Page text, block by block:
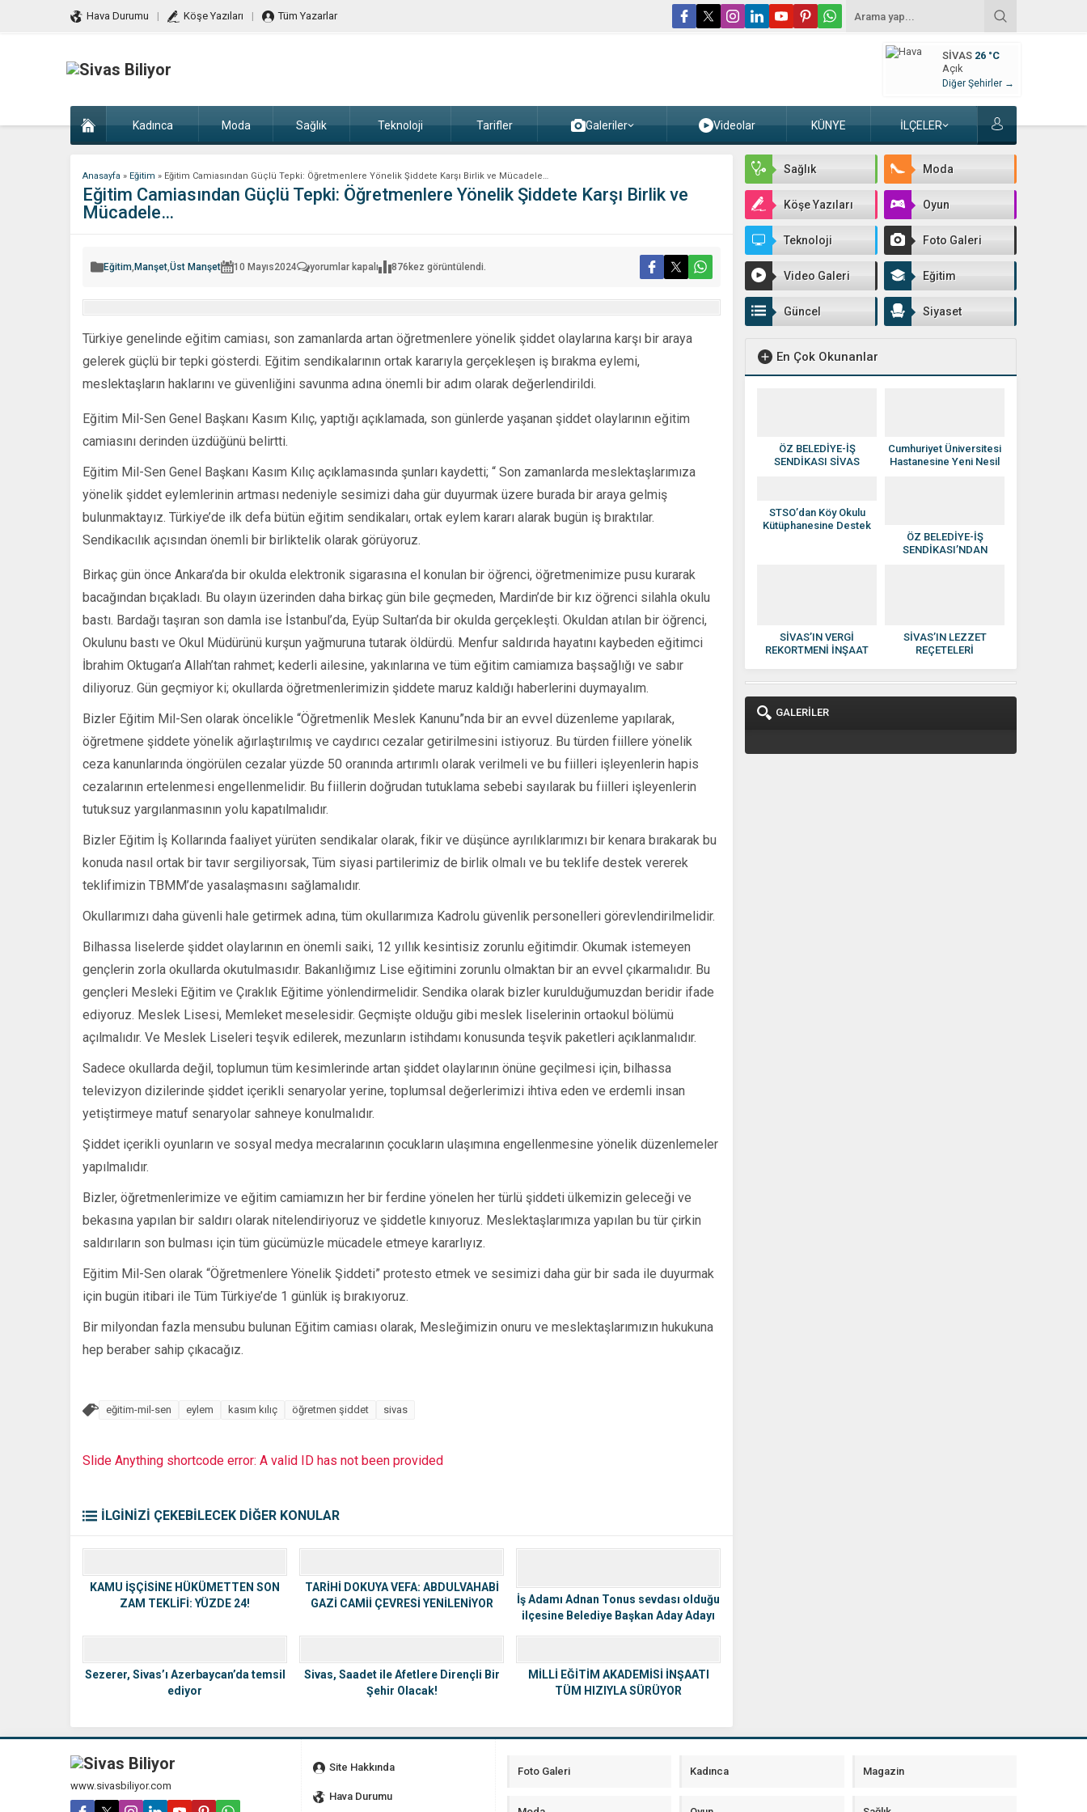
Hava Durumu Köşe Yazıları Tüm Yazarlar
SIVAS 26 °C
Açık
Diğer Şehirler →
Kadınca Moda Sağlık Teknoloji Tarifler Galeriler Videolar KÜNYE İLÇELER
Anasayfa » Eğitim » Eğitim Camiasından Güçlü Tepki: Öğretmenlere Yönelik Şiddete Karşı Birlik ve Mücadele…
Eğitim Camiasından Güçlü Tepki: Öğretmenlere Yönelik Şiddete Karşı Birlik ve
Mücadele…
Eğitim, Manşet,Üst Manşet 10 Mayıs2024
Eğitim
Tepki:
Şiddete
Karşı
Birlik
ve
Mücadele…
için
yorumlar kapalı 876 kez görüntülendi.
Türkiye genelinde eğitim camiası, son zamanlarda artan öğretmenlere yönelik şiddet olaylarına karşı bir araya
gelerek güçlü bir tepki gösterdi. Eğitim sendikalarının ortak kararıyla gerçekleşen iş bırakma eylemi,
meslektaşların haklarını ve güvenliğini savunma adına önemli bir adım olarak değerlendirildi.
Eğitim Mil-Sen Genel Başkanı Kasım Kılıç, yaptığı açıklamada, son günlerde yaşanan şiddet olaylarının eğitim
camiasını derinden üzdüğünü belirtti.
Eğitim Mil-Sen Genel Başkanı Kasım Kılıç açıklamasında şunları kaydetti; “ Son zamanlarda meslektaşlarımıza
yönelik şiddet eylemlerinin artması nedeniyle sesimizi daha gür duyurmak üzere burada bir araya gelmiş
bulunmaktayız. Türkiye’de ilk defa bütün eğitim sendikaları, ortak eylem kararı alarak bugün iş bıraktılar.
Sendikacılık açısından önemli bir birliktelik olarak görüyoruz.
Birkaç gün önce Ankara’da bir okulda elektronik sigarasına el konulan bir öğrenci, öğretmenimize pusu kurarak
bacağından bıçakladı. Bu olayın üzerinden daha birkaç gün bile geçmeden, Mardin’de bir kız öğrenci silahla okulu
bastı. Bardağı taşıran son damla ise İstanbul’da, Eyüp Sultan’da bir okulda gerçekleşti. Okuldan atılan bir öğrenci,
Okulunu bastı ve Okul Müdürünü kurşun yağmuruna tutarak öldürdü. Menfur saldırıda hayatını kaybeden eğitimci
İbrahim Oktugan’a Allah’tan rahmet; kederli ailesine, yakınlarına ve tüm eğitim camiamıza başsağlığı ve sabır
diliyoruz. Gün geçmiyor ki; okullarda öğretmenlerimizin şiddete maruz kaldığı haberlerini duymayalım.
Bizler Eğitim Mil-Sen olarak öncelikle “Öğretmenlik Meslek Kanunu”nda bir an evvel düzenleme yapılarak,
öğretmene şiddete yönelik ağırlaştırılmış ve caydırıcı cezalar getirilmesini istiyoruz. Bu türden fiillere yönelik
ceza kanunlarında öngörülen cezalar yüzde 50 oranında artırımlı olarak verilmeli ve bu fiilleri işleyenlerin hapis
cezalarının ertelenmesi engellenmelidir. Bu fiillerin doğrudan tutuklama sebebi sayılarak bu fiilleri işleyenlerin
tutuksuz yargılanmasının yolu kapatılmalıdır.
Bizler Eğitim İş Kollarında faaliyet yürüten sendikalar olarak, fikir ve düşünce ayrılıklarımızı bir kenara bırakarak bu
konuda nasıl ortak bir tavır sergiliyorsak, Tüm siyasi partilerimiz de birlik olmalı ve bu teklife destek vererek
teklifimizin TBMM’de yasalaşmasını sağlamalıdır.
Okullarımızı daha güvenli hale getirmek adına, tüm okullarımıza Kadrolu güvenlik personelleri görevlendirilmelidir.
Bilhassa liselerde şiddet olaylarının en önemli saiki, 12 yıllık kesintisiz zorunlu eğitimdir. Okumak istemeyen
gençlerin zorla okullarda okutulmasıdır. Bakanlığımız Lise eğitimini zorunlu olmaktan bir an evvel çıkarmalıdır. Bu
gençleri Mesleki Eğitim ve Çıraklık Eğitime yönlendirmelidir. Sendika olarak bizler kurulduğumuzdan beridir ifade
ediyoruz. Meslek Lisesi, Memleket meselesidir. Geçmişte olduğu gibi meslek liselerinin ortaokul bölümü
açılmalıdır. Ve Meslek Liseleri teşvik edilerek, mezunların istihdamı konusunda teşvik paketleri açıklanmalıdır.
Sadece okullarda değil, toplumun tüm kesimlerinde artan şiddet olaylarının önüne geçilmesi için, bilhassa
televizyon dizilerinde şiddet içerikli senaryolar yerine, toplumsal değerlerimizi ihtiva eden ve erdemli insan
yetiştirmeye matuf senaryolar sahneye konulmalıdır.
Şiddet içerikli oyunların ve sosyal medya mecralarının çocukların ulaşımına engellenmesine yönelik düzenlemeler
yapılmalıdır.
Bizler, öğretmenlerimize ve eğitim camiamızın her bir ferdine yönelen her türlü şiddeti ülkemizin geleceği ve
bekasına yapılan bir saldırı olarak nitelendiriyoruz ve şiddetle kınıyoruz. Meslektaşlarımıza yapılan bu tür çirkin
saldırıların son bulması için tüm gücümüzle mücadele etmeye kararlıyız.
Eğitim Mil-Sen olarak “Öğretmenlere Yönelik Şiddeti” protesto etmek ve sesimizi daha gür bir sada ile duyurmak
için bugün itibari ile Tüm Türkiye’de 1 günlük iş bırakıyoruz.
Bir milyondan fazla mensubu bulunan Eğitim camiası olarak, Mesleğimizin onuru ve meslektaşlarımızın hukukuna
hep beraber sahip çıkacağız.
eğitim-mil-sen eylem kasım kılıç öğretmen şiddet sivas
Slide Anything shortcode error: A valid ID has not been provided
İLGİNİZİ ÇEKEBİLECEK DİĞER KONULAR
KAMU İŞÇİSİNE HÜKÜMETTEN SON
ZAM TEKLİFİ: YÜZDE 24!
TARİHİ DOKUYA VEFA: ABDULVAHABİ
GAZİ CAMİİ ÇEVRESİ YENİLENİYOR
İş Adamı Adnan Tonus sevdası olduğu
ilçesine Belediye Başkan Aday Adayı
Sezerer, Sivas’ı Azerbaycan’da temsil
ediyor
Sivas, Saadet ile Afetlere Dirençli Bir
Şehir Olacak!
MİLLİ EĞİTİM AKADEMİSİ İNŞAATI
TÜM HIZIYLA SÜRÜYOR
Sağlık Moda
Köşe Yazıları Oyun
Teknoloji Foto Galeri
Video Galeri Eğitim
Güncel Siyaset
En Çok Okunanlar
ÖZ BELEDİYE-İŞ
SENDİKASI SİVAS
Cumhuriyet Üniversitesi
Hastanesine Yeni Nesil
STSO’dan Köy Okulu
Kütüphanesine Destek
ÖZ BELEDİYE-İŞ
SENDİKASI’NDAN
SİVAS’IN VERGİ
REKORTMENİ İNŞAAT
SİVAS’IN LEZZET
REÇETELERİ
GALERİLER
www.sivasbiliyor.com
Site Hakkında
Hava Durumu
Foto Galeri Kadınca Magazin